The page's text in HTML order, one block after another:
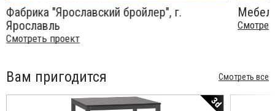
Мебельная империя, г. Москва
Смотреть проект
ТЦ
Вам пригодится Смотреть все
3d